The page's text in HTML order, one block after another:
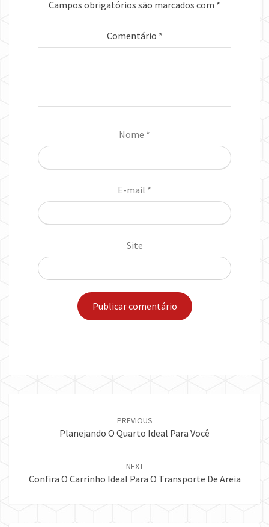
Campos obrigatórios são marcados com *
Comentário *
Nome *
E-mail *
Site
PREVIOUS
Planejando O Quarto Ideal Para Você
NEXT
Confira O Carrinho Ideal Para O Transporte De Areia